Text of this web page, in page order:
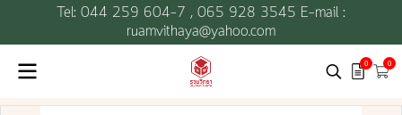
Tel: 044 259 604-7 , 065 928 3545 E-mail :
ruamvithaya@yahoo.com
0 0